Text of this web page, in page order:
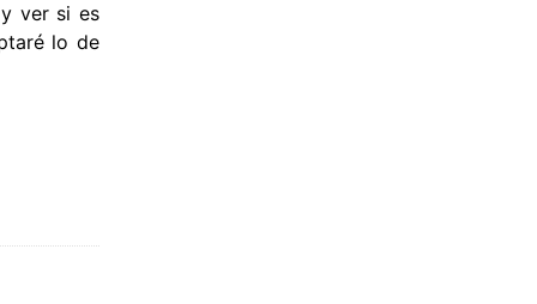
ver si es
lo de